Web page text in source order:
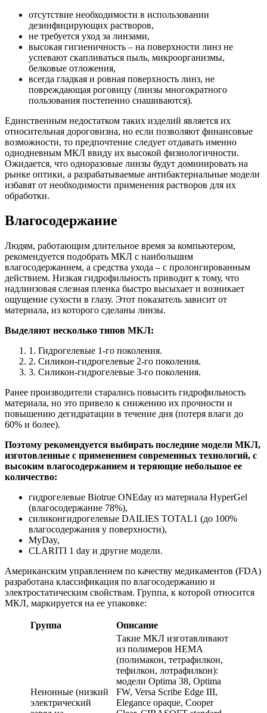
отсутствие необходимости в использовании
дезинфицирующих растворов,
не требуется уход за линзами,
высокая гигиеничность – на поверхности линз не
успевают скапливаться пыль, микроорганизмы,
белковые отложения,
всегда гладкая и ровная поверхность линз, не
повреждающая роговицу (линзы многократного
пользования постепенно снашиваются).
Единственным недостатком таких изделий является их
относительная дороговизна, но если позволяют финансовые
возможности, то предпочтение следует отдавать именно
однодневным МКЛ ввиду их высокой физиологичности.
Ожидается, что одноразовые линзы будут доминировать на
рынке оптики, а разрабатываемые антибактериальные модели
избавят от необходимости применения растворов для их
обработки.
Влагосодержание
Людям, работающим длительное время за компьютером,
рекомендуется подобрать МКЛ с наибольшим
влагосодержанием, а средства ухода – с пролонгированным
действием. Низкая гидрофильность приводит к тому, что
надлинзовая слезная пленка быстро высыхает и возникает
ощущение сухости в глазу. Этот показатель зависит от
материала, из которого сделаны линзы.
Выделяют несколько типов МКЛ:
1. Гидрогелевые 1-го поколения.
2. Силикон-гидрогелевые 2-го поколения.
3. Силикон-гидрогелевые 3-го поколения.
Ранее производители старались повысить гидрофильность
материала, но это привело к снижению их прочности и
повышению дегидратации в течение дня (потеря влаги до
60% и более).
Поэтому рекомендуется выбирать последние модели МКЛ,
изготовленные с применением современных технологий, с
высоким влагосодержанием и теряющие небольшое ее
количество:
гидрогелевые Biotrue ONEday из материала HyperGel
(влагосодержание 78%),
силиконгидрогелевые DAILIES TOTAL1 (до 100%
влагосодержания у поверхности),
MyDay,
CLARITI 1 day и другие модели.
Американским управлением по качеству медикаментов (FDA)
разработана классификация по влагосодержанию и
электростатическим свойствам. Группа, к которой относится
МКЛ, маркируется на ее упаковке:
Группа Описание
Неионные (низкий
электрический
Такие МКЛ изготавливают
из полимеров НЕМА
(полимакон, тетрафилкон,
тефилкон, лотрафилкон):
модели Optima 38, Optima
FW, Versa Scribe Edge III,
Elegance opaque, Cooper